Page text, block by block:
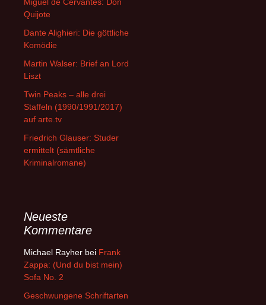
Quijote
Dante Alighieri: Die göttliche
Komödie
Martin Walser: Brief an Lord
Liszt
Twin Peaks – alle drei
Staffeln (1990/1991/2017)
auf arte.tv
Friedrich Glauser: Studer
ermittelt (sämtliche
Kriminalromane)
Neueste
Kommentare
Michael Rayher bei Frank
Zappa: (Und du bist mein)
Sofa No. 2
Geschwungene Schriftarten